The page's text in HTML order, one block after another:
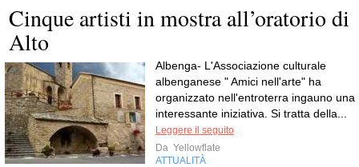
Cinque artisti in mostra all’oratorio di
Alto
Albenga- L'Associazione culturale
albenganese " Amici nell'arte" ha
organizzato nell'entroterra ingauno una
interessante iniziativa. Si tratta della...
Leggere il seguito
Da Yellowflate
ATTUALITÀ